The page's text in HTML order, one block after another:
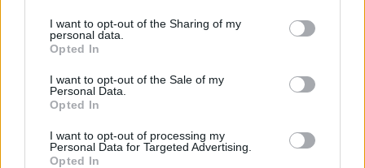
I want to opt-out of the Sharing of my
personal data.
Opted In
I want to opt-out of the Sale of my
Personal Data.
Opted In
I want to opt-out of processing my
Personal Data for Targeted Advertising.
Opted In